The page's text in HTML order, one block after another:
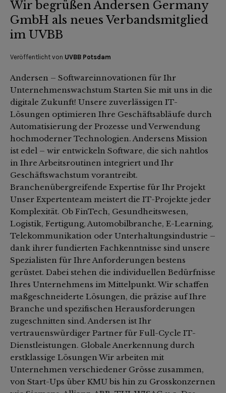
Wir begrüßen Andersen Germany
GmbH als neues Verbandsmitglied
im UVBB
Veröffentlicht von UVBB Potsdam
Andersen – Softwareinnovationen für Ihr
Unternehmenswachstum Starten Sie mit uns in die
digitale Zukunft! Unsere zuverlässigen IT-
Lösungen optimieren Ihre Geschäftsabläufe durch
Automatisierung der Prozesse und Verwendung
hochmoderner Technologien. Andersens Mission
ist edel – wir entwickeln Software, die sich nahtlos
in Ihre Arbeitsroutinen integriert und Ihr
Geschäftswachstum vorantreibt.
Branchenübergreifende Expertise für Ihr Projekt
Unser Expertenteam meistert die IT-Projekte jeder
Komplexität. Ob FinTech, Gesundheitswesen,
Logistik, Fertigung, Automobilbranche, E-Learning,
Telekommunikation oder Unterhaltungsindustrie –
dank ihrer fundierten Fachkenntnisse sind unsere
Spezialisten für Ihre Anforderungen bestens
gerüstet. Dabei stehen die individuellen Bedürfnisse
Ihres Unternehmens im Mittelpunkt. Wir schaffen
maßgeschneiderte Lösungen, die präzise auf Ihre
Branche und spezifischen Herausforderungen
zugeschnitten sind. Andersen ist Ihr
vertrauenswürdiger Partner für Full-Cycle IT-
Dienstleistungen. Globale Anerkennung durch
erstklassige Lösungen Wir arbeiten mit
Unternehmen verschiedener Grösse zusammen,
von Start-Ups über KMU bis hin zu Grosskonzernen